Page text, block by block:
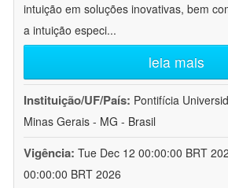
intuição em soluções inovativas, bem
a intuição especi...
leia mais
Instituição/UF/País: Pontifícia
Minas Gerais - MG - Brasil
Vigência: Tue Dec 12 00:00:00 BRT
00:00:00 BRT 2026